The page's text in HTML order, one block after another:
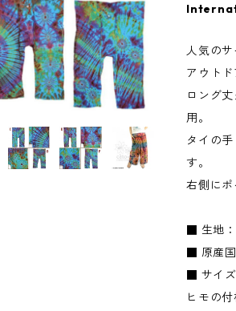
人気の
アウト
ロング
用。
タイの
す。
右側にポ
■ 生地
■ 原産
■ サイ
ヒモの